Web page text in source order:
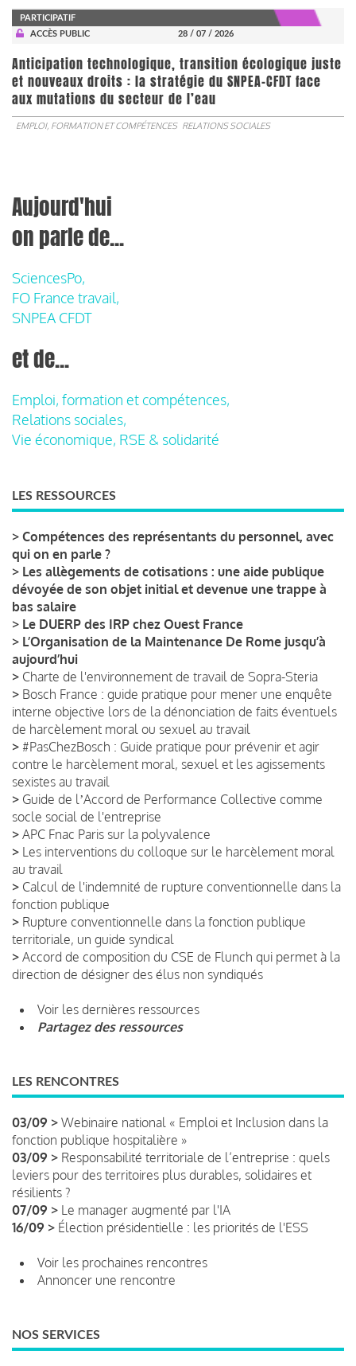
PARTICIPATIF
ACCÈS PUBLIC
28 / 07 / 2026
Anticipation technologique, transition écologique juste
et nouveaux droits : la stratégie du SNPEA-CFDT face
aux mutations du secteur de l’eau
EMPLOI, FORMATION ET COMPÉTENCES RELATIONS SOCIALES
Aujourd'hui
on parle de...
SciencesPo,
FO France travail,
SNPEA CFDT
et de...
Emploi, formation et compétences,
Relations sociales,
Vie économique, RSE & solidarité
LES RESSOURCES
> Compétences des représentants du personnel, avec
qui on en parle ?
> Les allègements de cotisations : une aide publique
dévoyée de son objet initial et devenue une trappe à
bas salaire
> Le DUERP des IRP chez Ouest France
> L’Organisation de la Maintenance De Rome jusqu’à
aujourd’hui
> Charte de l'environnement de travail de Sopra-Steria
> Bosch France : guide pratique pour mener une enquête
interne objective lors de la dénonciation de faits éventuels
de harcèlement moral ou sexuel au travail
> #PasChezBosch : Guide pratique pour prévenir et agir
contre le harcèlement moral, sexuel et les agissements
sexistes au travail
> Guide de lʼAccord de Performance Collective comme
socle social de l'entreprise
> APC Fnac Paris sur la polyvalence
> Les interventions du colloque sur le harcèlement moral
au travail
> Calcul de l'indemnité de rupture conventionnelle dans la
fonction publique
> Rupture conventionnelle dans la fonction publique
territoriale, un guide syndical
> Accord de composition du CSE de Flunch qui permet à la
direction de désigner des élus non syndiqués
Voir les dernières ressources
Partagez des ressources
LES RENCONTRES
03/09 > Webinaire national « Emploi et Inclusion dans la
fonction publique hospitalière »
03/09 > Responsabilité territoriale de l’entreprise : quels
leviers pour des territoires plus durables, solidaires et
résilients ?
07/09 > Le manager augmenté par l'IA
16/09 > Élection présidentielle : les priorités de l'ESS
Voir les prochaines rencontres
Annoncer une rencontre
NOS SERVICES